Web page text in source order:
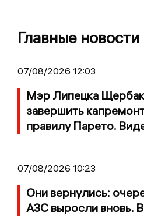
Главные новости
07/08/2026 12:03
Мэр Липецка
завершить
правилу Парето.
07/08/2026 10:23
Они вернулись:
АЗС выросли вновь.